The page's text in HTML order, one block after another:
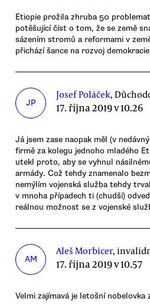
Etiopie prožila zhruba 50
potěšující číst o tom, že se země
sázením stromů a reformami v
přichází šance na rozvoj
JP
Josef Poláček,
17. října 2019 v 10.26
Já jsem zase naopak měl (v
firmě za kolegu jednoho mladého
utekl proto, aby se vyhnul
armády. Což tehdy znamenalo
nemýlím vojenská služba tehdy
v mnoha případech ti (chudší)
reálnou možnost se z vojenské
AM
Aleš Morbicer,
17. října 2019 v 10.57
Velmi zajímavá je letošní nobelovka